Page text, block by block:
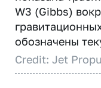
W3 (Gibbs)
обозначены
Credit: Jet